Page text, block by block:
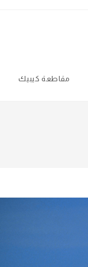
مقاطعة كيبيك